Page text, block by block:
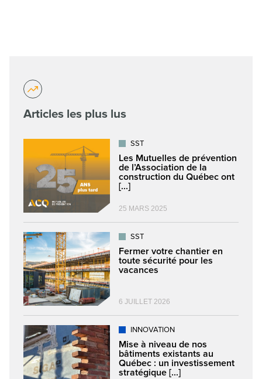
Articles les plus lus
SST
Les Mutuelles de prévention
de l’Association de la
construction du Québec ont
[...]
25 MARS 2025
SST
Fermer votre chantier en
toute sécurité pour les
vacances
6 JUILLET 2026
INNOVATION
Mise à niveau de nos
bâtiments existants au
Québec : un investissement
stratégique [...]